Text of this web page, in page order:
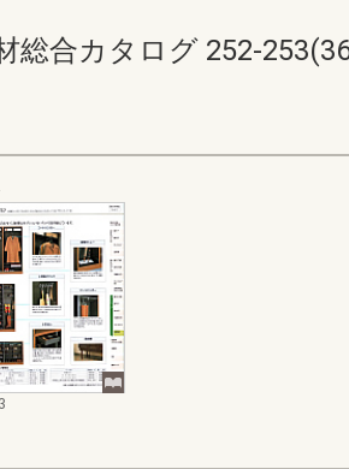
総合カタログ 252-